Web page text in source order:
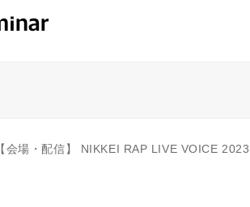
【会場・配信】 NIKKEI RAP LIVE VOICE 2023 決勝大会